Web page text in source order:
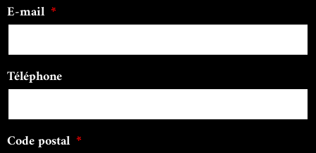
E-mail
Téléphone
Code postal